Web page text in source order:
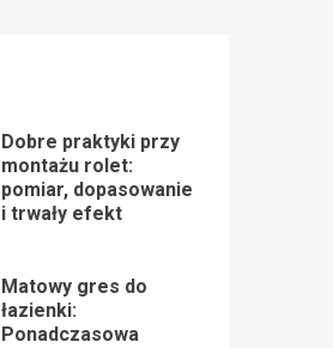
Dobre praktyki przy
montażu rolet:
pomiar, dopasowanie
i trwały efekt
Matowy gres do
łazienki:
Ponadczasowa